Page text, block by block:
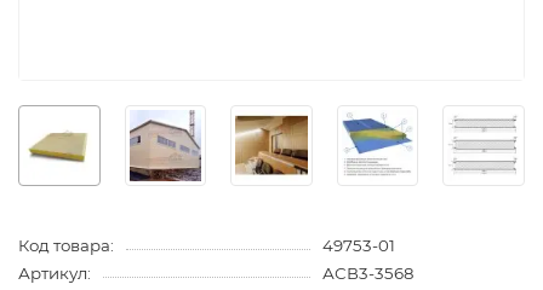
Код товара:
49753-01
Артикул:
АСВ3-3568